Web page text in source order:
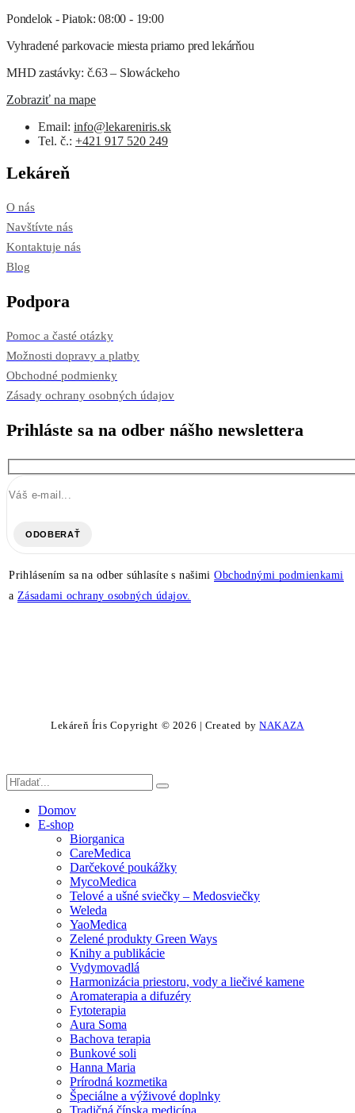
Pondelok - Piatok: 08:00 - 19:00
Vyhradené parkovacie miesta priamo pred lekárňou
MHD zastávky: č.63 – Slowáckeho
Zobraziť na mape
Email: info@lekareniris.sk
Tel. č.: +421 917 520 249
Lekáreň
O nás
Navštívte nás
Kontaktuje nás
Blog
Podpora
Pomoc a časté otázky
Možnosti dopravy a platby
Obchodné podmienky
Zásady ochrany osobných údajov
Prihláste sa na odber nášho newslettera
ODOBERAŤ
Prihlásením sa na odber súhlasíte s našimiObchodnými podmienkami
aZásadami ochrany osobných údajov.
Lekáreň Íris Copyright © 2026 | Created byNAKAZA
Domov
E-shop
Biorganica
CareMedica
Darčekové poukážky
MycoMedica
Telové a ušné sviečky – Medosviečky
Weleda
YaoMedica
Zelené produkty Green Ways
Knihy a publikácie
Vydymovadlá
Harmonizácia priestoru, vody a liečivé kamene
Aromaterapia a difuzéry
Fytoterapia
Aura Soma
Bachova terapia
Bunkové soli
Hanna Maria
Prírodná kozmetika
Špeciálne a výživové doplnky